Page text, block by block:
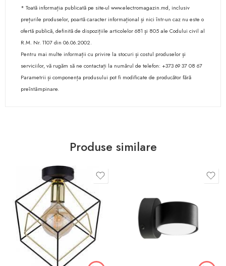
* Toată informația publicată pe site-ul www.electromagazin.md, inclusiv
prețurile produselor, poartă caracter informațional și nici într-un caz nu este o
ofertă publică, definită de dispozițiile articolelor 681 și 805 ale Codului civil al
R.M. Nr. 1107 din 06.06.2002.
Pentru mai multe informații cu privire la stocuri și costul produselor și
serviciilor, vă rugăm să ne contactați la numărul de telefon: +373 69 37 08 67
Parametrii și componența produsului pot fi modificate de producător fără
preîntâmpinare.
Produse similare